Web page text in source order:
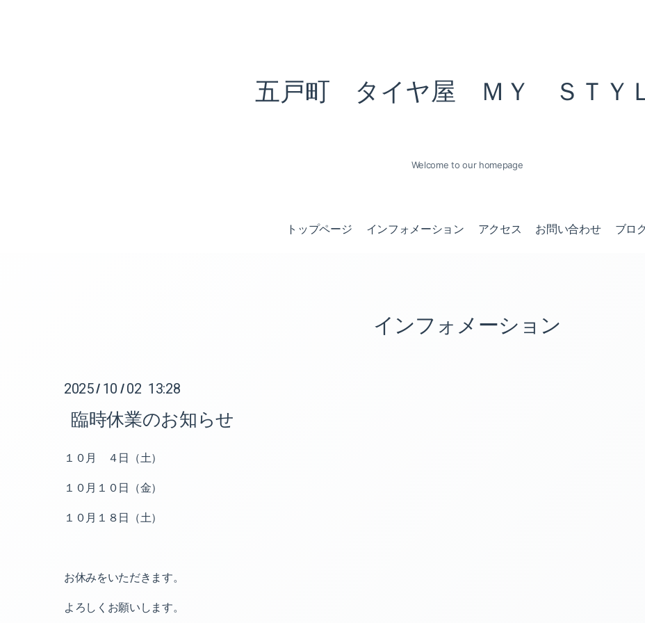
五戸町 タイヤ屋 ＭＹ ＳＴＹ
Welcome to our homepage
トップページ インフォメーション アクセス お問い合わせ ブロ
インフォメーション
2025/ 10 / 02 13:28
臨時休業のお知らせ
１０月 ４日（土）
１０月１０日（金）
１０月１８日（土）
お休みをいただきます。
よろしくお願いします。